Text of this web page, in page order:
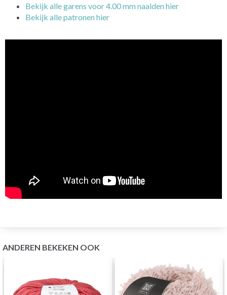
Bekijk alle garens voor 4.00 mm naalden hier
Bekijk alle patronen hier
ANDEREN BEKEKEN OOK